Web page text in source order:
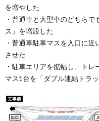
を増やした
・普通車と大型車のどちら
ス」を増設した
・普通車駐車マスを入口に
させた
・駐車エリアを拡幅し、ト
マス1台を「ダブル連結トラ